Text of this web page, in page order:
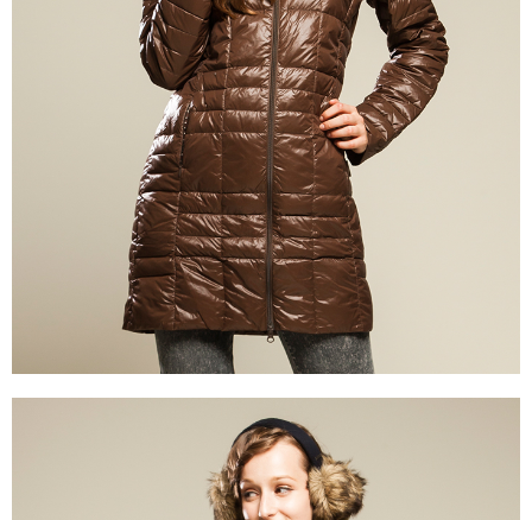
是否繳費成功／繳費後需取消欲退款等相關疑問，請聯繫「AFTEE先享後付
https://netprotections.freshdesk.com/support/home
１．透過由恩沛科技股份有限公司提供之「AFTEE先享後付」服務完成之交
易，需依本服務之必要範圍內提供個人資料，並將交易相關給付款項請求債
權轉讓予恩沛科技股份有限公司。
２．關於個人資料處理事宜，請瀏覽以下網址：
https://aftee.tw/terms/#terms3
３．未成年的使用者請事先徵得法定代理人或監護人之同意方可使用
「AFTEE先享後付」，若未經同意申辦者引起之損失，本公司不負相關責
４．使用「AFTEE先享後付」時，將依據個別帳號之用戶狀況，依本公司即
時審查核予不同之上限額度；若仍有額度不足之情形，本公司將視審查結果
請求用戶進行身份認證。
５．嚴禁一人註冊多個帳號或使用他人資訊註冊。若發現惡意使用之情形，
恩沛科技股份有限公司將有權停止該用戶之使用額度並採取法律行動。
每筆NT$80，滿NT$800(含以上)免運費
每筆NT$100，滿NT$699(含以上)免運費
每筆NT$100，滿NT$800(含以上)免運費
每筆NT$70，滿NT$800(含以上)免運費
付款後門市自取